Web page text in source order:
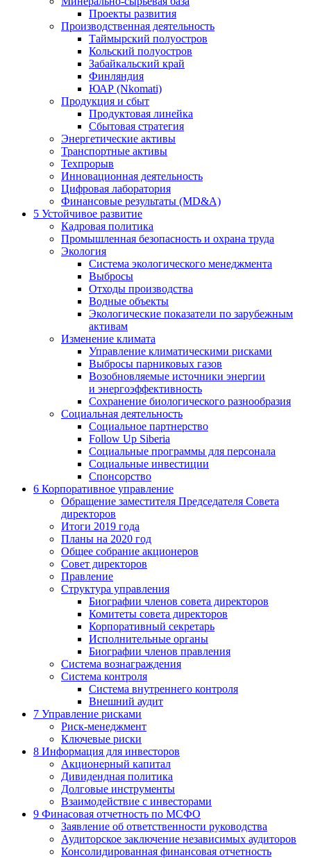
Проекты развития
Производственная деятельность
Таймырский полуостров
Кольский полуостров
Забайкальский край
Финляндия
ЮАР (Nkomati)
Продукция и сбыт
Продуктовая линейка
Сбытовая стратегия
Энергетические активы
Транспортные активы
Техпрорыв
Инновационная деятельность
Цифровая лаборатория
Финансовые результаты (MD&A)
5 Устойчивое развитие
Кадровая политика
Промышленная безопасность и охрана труда
Экология
Система экологического менеджмента
Выбросы
Отходы производства
Водные объекты
Экологические показатели по зарубежным
активам
Изменение климата
Управление климатическими рисками
Выбросы парниковых газов
Возобновляемые источники энергии
и энергоэффективность
Сохранение биологического разнообразия
Социальная деятельность
Социальное партнерство
Follow Up Siberia
Социальные программы для персонала
Социальные инвестиции
Спонсорство
6 Корпоративное управление
Обращение заместителя Председателя Совета
директоров
Итоги 2019 года
Планы на 2020 год
Общее собрание акционеров
Совет директоров
Правление
Структура управления
Биографии членов совета директоров
Комитеты совета директоров
Корпоративный секретарь
Исполнительные органы
Биографии членов правления
Система вознаграждения
Система контроля
Система внутреннего контроля
Внешний аудит
7 Управление рисками
Риск-менеджмент
Ключевые риски
8 Информация для инвесторов
Акционерный капитал
Дивидендная политика
Долговые инструменты
Взаимодействие с инвеcторами
9 Финасовая отчетность по МСФО
Заявление об ответственности руководства
Аудиторское заключение независимых аудиторов
Консолидированная финансовая отчетность